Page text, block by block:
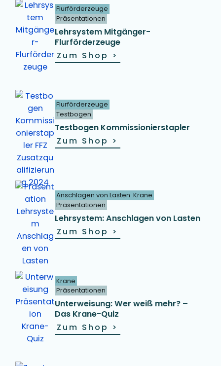
Flurförderzeuge
Präsentationen
Lehrsystem Mitgänger-
Flurförderzeuge
Zum Shop >
Flurförderzeuge
Testbogen
Testbogen Kommissionierstapler
Zum Shop >
Anschlagen von Lasten Krane
Präsentationen
Lehrsystem: Anschlagen von Lasten
Zum Shop >
Krane
Präsentationen
Unterweisung: Wer weiß mehr? –
Das Krane-Quiz
Zum Shop >